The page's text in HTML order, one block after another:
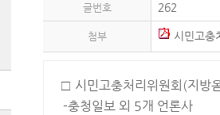
글번호 262
첨부 시민고충
□ 시민고충처리위원회(지방
-충청일보 외 5개 언론사